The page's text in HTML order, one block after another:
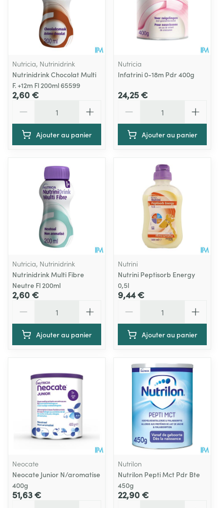
Nutricia, Nutrinidrink
Nutrinidrink Chocolat Multi
F. +12m Fl 200ml 65599
2,60 €
Ajouter au panier
Nutricia
Infatrini 0-18m Pdr 400g
24,25 €
Ajouter au panier
Nutricia, Nutrinidrink
Nutrinidrink Multi Fibre
Neutre Fl 200ml
2,60 €
Ajouter au panier
Nutrini
Nutrini Peptisorb Energy
0,5l
9,44 €
Ajouter au panier
Neocate
Neocate Junior N/aromatise
400g
51,63 €
Nutrilon
Nutrilon Pepti Mct Pdr Bte
450g
22,90 €